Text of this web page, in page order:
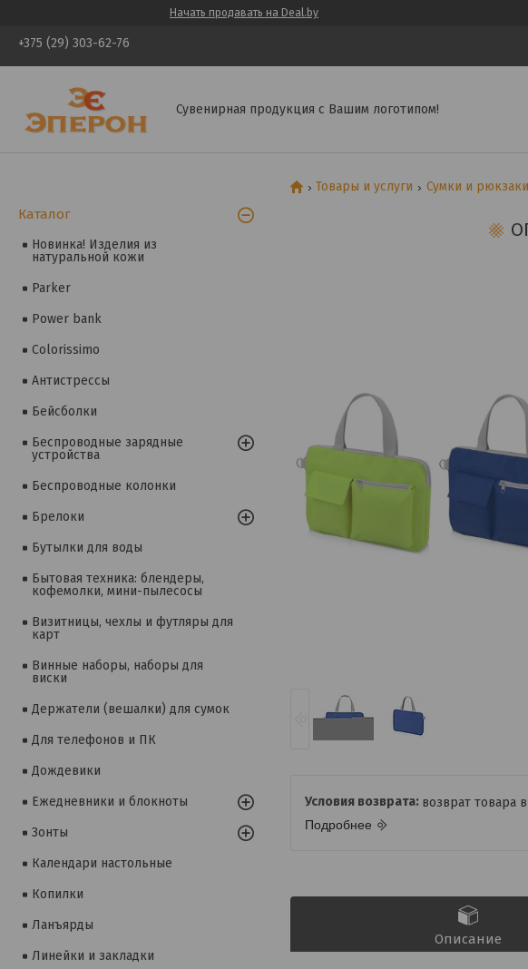
Начать продавать на Deal.by
+375 (29) 303-62-76
Сувенирная продукция с Вашим логотипом!
Товары и услуги Сумки и рюкзаки
возврат товара
Подробнее
Описание
Каталог
Новинка! Изделия из
натуральной кожи
Parker
Power bank
Colorissimo
Антистрессы
Бейсболки
Беспроводные зарядные
устройства
Беспроводные колонки
Брелоки
Бутылки для воды
Бытовая техника: блендеры,
кофемолки, мини-пылесосы
Визитницы, чехлы и футляры для
карт
Винные наборы, наборы для
виски
Держатели (вешалки) для сумок
Для телефонов и ПК
Дождевики
Ежедневники и блокноты
Зонты
Календари настольные
Копилки
Ланъярды
Линейки и закладки